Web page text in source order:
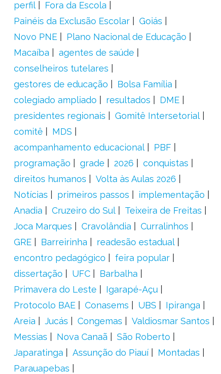
perfil
Fora da Escola
Painéis da Exclusão Escolar
Goiás
Novo PNE
Plano Nacional de Educação
Macaíba
agentes de saúde
conselheiros tutelares
gestores de educação
Bolsa Família
colegiado ampliado
resultados
DME
presidentes regionais
Gomitê Intersetorial
comitê
MDS
acompanhamento educacional
PBF
programação
grade 2026
conquistas
direitos humanos
Volta às Aulas 2026
Notícias
primeiros passos
implementação
Anadia
Cruzeiro do Sul
Teixeira de Freitas
Joca Marques
Cravolândia
Curralinhos
GRE
Barreirinha
readesão estadual
encontro pedagógico
feira popular
dissertação
UFC
Barbalha
Primavera do Leste
Igarapé-Açu
Protocolo BAE
Conasems UBS
Ipiranga
Areia
Jucás Congemas
Valdiosmar Santos
Messias
Nova Canaã
São Roberto
Japaratinga
Assunção do Piauí
Montadas
Parauapebas